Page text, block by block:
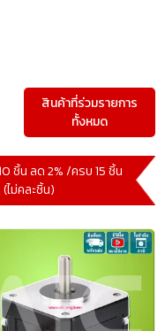
ชิ้น ลด 2% /ครบ 15 ชิ้น
ม่คละชิ้น)
สินค้าที่ร่วมรายการ
ทั้งหมด